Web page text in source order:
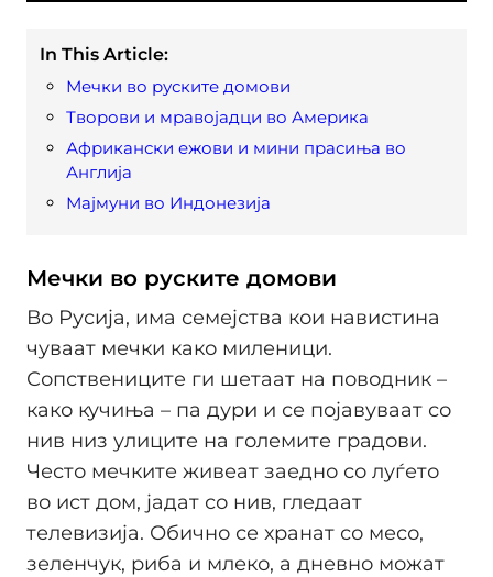
In This Article:
Мечки во руските домови
Творови и мравојадци во Америка
Африкански ежови и мини прасиња во
Англија
Мајмуни во Индонезија
Мечки во руските домови
Во Русија, има семејства кои навистина
чуваат мечки како миленици.
Сопствениците ги шетаат на поводник –
како кучиња – па дури и се појавуваат со
нив низ улиците на големите градови.
Често мечките живеат заедно со луѓето
во ист дом, јадат со нив, гледаат
телевизија. Обично се хранат со месо,
зеленчук, риба и млеко, а дневно можат